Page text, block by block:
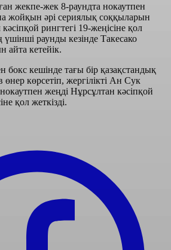
жекпе-жек 8-раундта нокаутпен
жойқын әрі сериялық соққыларын
рингтегі 19-жеңісіне қол
үшінші раунды кезінде Такесако
айта кетейік.
бокс кешінде тағы бір қазақстандық
көрсетіп, жергілікті Ан Сук
жеңді Нұрсұлтан кәсіпқой
қол жеткізді.